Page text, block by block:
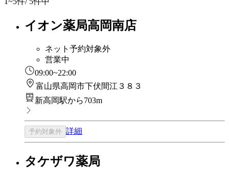
イオン薬局高岡南店
ネット予約対象外
営業中
09:00~22:00
富山県高岡市下伏間江３８３
新高岡駅から703m
予約対象外 詳細
タケザワ薬局